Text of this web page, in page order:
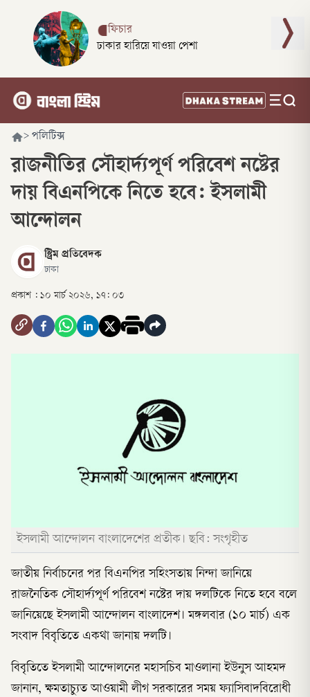
ফিচার
ঢাকার হারিয়ে যাওয়া পেশা
> পলিটিক্স
রাজনীতির সৌহার্দ্যপূর্ণ পরিবেশ নষ্টের
দায় বিএনপিকে নিতে হবে: ইসলামী
আন্দোলন
স্ট্রিম প্রতিবেদক
ঢাকা
প্রকাশ : ১০ মার্চ ২০২৬, ১৭: ০৩
ইসলামী আন্দোলন বাংলাদেশের প্রতীক। ছবি: সংগৃহীত
জাতীয় নির্বাচনের পর বিএনপির সহিংসতায় নিন্দা জানিয়ে
রাজনৈতিক সৌহার্দ্যপূর্ণ পরিবেশ নষ্টের দায় দলটিকে নিতে হবে বলে
জানিয়েছে ইসলামী আন্দোলন বাংলাদেশ। মঙ্গলবার (১০ মার্চ) এক
সংবাদ বিবৃতিতে একথা জানায় দলটি।
বিবৃতিতে ইসলামী আন্দোলনের মহাসচিব মাওলানা ইউনুস আহমদ
জানান, ক্ষমতাচ্যুত আওয়ামী লীগ সরকারের সময় ফ্যাসিবাদবিরোধী